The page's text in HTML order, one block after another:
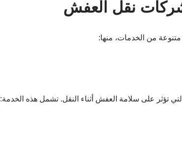
شركات نقل العفش
من الخدمات، منها:
تؤثر على سلامة العفش أثناء النقل. تشمل هذه الخدمة: